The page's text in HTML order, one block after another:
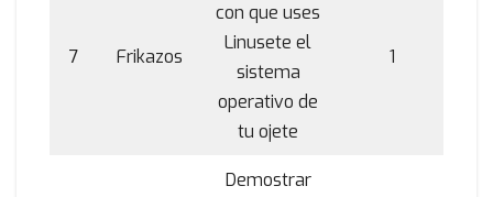
7 Frikazos
con que uses
Linusete el
sistema
operativo de
tu ojete
1
Demostrar